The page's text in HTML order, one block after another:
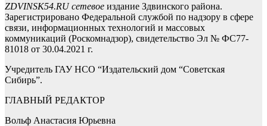
ZDVINSK54.RU сетевое издание Здвинского района.
Зарегистрировано Федеральной службой по надзору в сфере
связи, информационных технологий и массовых
коммуникаций (Роскомнадзор), свидетельство Эл № ФС77-
81018 от 30.04.2021 г.
Учредитель ГАУ НСО “Издательский дом “Советская
Сибирь”.
ГЛАВНЫЙ РЕДАКТОР
Вольф Анастасия Юрьевна